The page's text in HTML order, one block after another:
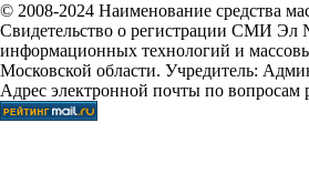
© 2008-2024 Наименование средства
Свидетельство о регистрации СМИ Эл
информационных технологий и
Московской области. Учредитель:
Адрес электронной почты по вопросам